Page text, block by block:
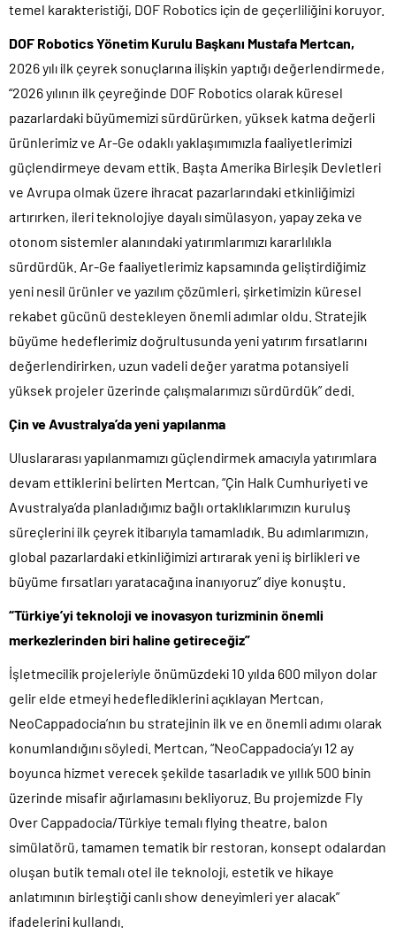
temel karakteristiği, DOF Robotics için de geçerliliğini koruyor.
DOF Robotics Yönetim Kurulu Başkanı Mustafa Mertcan,
2026 yılı ilk çeyrek sonuçlarına ilişkin yaptığı değerlendirmede,
“2026 yılının ilk çeyreğinde DOF Robotics olarak küresel
pazarlardaki büyümemizi sürdürürken, yüksek katma değerli
ürünlerimiz ve Ar-Ge odaklı yaklaşımımızla faaliyetlerimizi
güçlendirmeye devam ettik. Başta Amerika Birleşik Devletleri
ve Avrupa olmak üzere ihracat pazarlarındaki etkinliğimizi
artırırken, ileri teknolojiye dayalı simülasyon, yapay zeka ve
otonom sistemler alanındaki yatırımlarımızı kararlılıkla
sürdürdük. Ar-Ge faaliyetlerimiz kapsamında geliştirdiğimiz
yeni nesil ürünler ve yazılım çözümleri, şirketimizin küresel
rekabet gücünü destekleyen önemli adımlar oldu. Stratejik
büyüme hedeflerimiz doğrultusunda yeni yatırım fırsatlarını
değerlendirirken, uzun vadeli değer yaratma potansiyeli
yüksek projeler üzerinde çalışmalarımızı sürdürdük” dedi.
Çin ve Avustralya’da yeni yapılanma
Uluslararası yapılanmamızı güçlendirmek amacıyla yatırımlara
devam ettiklerini belirten Mertcan, “Çin Halk Cumhuriyeti ve
Avustralya’da planladığımız bağlı ortaklıklarımızın kuruluş
süreçlerini ilk çeyrek itibarıyla tamamladık. Bu adımlarımızın,
global pazarlardaki etkinliğimizi artırarak yeni iş birlikleri ve
büyüme fırsatları yaratacağına inanıyoruz” diye konuştu.
“Türkiye’yi teknoloji ve inovasyon turizminin önemli
merkezlerinden biri haline getireceğiz”
İşletmecilik projeleriyle önümüzdeki 10 yılda 600 milyon dolar
gelir elde etmeyi hedeflediklerini açıklayan Mertcan,
NeoCappadocia’nın bu stratejinin ilk ve en önemli adımı olarak
konumlandığını söyledi. Mertcan, “NeoCappadocia’yı 12 ay
boyunca hizmet verecek şekilde tasarladık ve yıllık 500 binin
üzerinde misafir ağırlamasını bekliyoruz. Bu projemizde Fly
Over Cappadocia/Türkiye temalı flying theatre, balon
simülatörü, tamamen tematik bir restoran, konsept odalardan
oluşan butik temalı otel ile teknoloji, estetik ve hikaye
anlatımının birleştiği canlı show deneyimleri yer alacak”
ifadelerini kullandı.